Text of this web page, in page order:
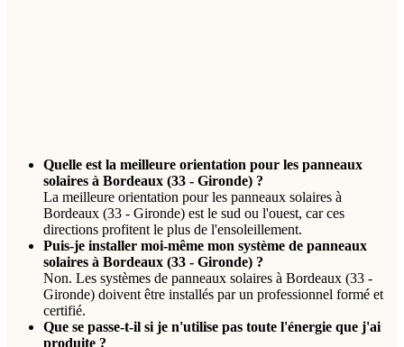
Quelle est la meilleure orientation pour les panneaux
solaires à Bordeaux (33 - Gironde) ?
La meilleure orientation pour les panneaux solaires à
Bordeaux (33 - Gironde) est le sud ou l'ouest, car ces
directions profitent le plus de l'ensoleillement.
Puis-je installer moi-même mon système de panneaux
solaires à Bordeaux (33 - Gironde) ?
Non. Les systèmes de panneaux solaires à Bordeaux (33 -
Gironde) doivent être installés par un professionnel formé et
certifié.
Que se passe-t-il si je n'utilise pas toute l'énergie que j'ai
produite ?